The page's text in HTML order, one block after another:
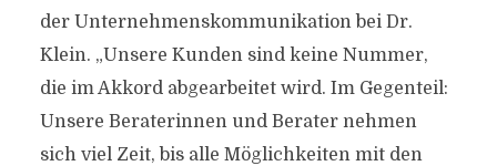
der Unternehmenskommunikation bei Dr.
Klein. „Unsere Kunden sind keine Nummer,
die im Akkord abgearbeitet wird. Im Gegenteil:
Unsere Beraterinnen und Berater nehmen
sich viel Zeit, bis alle Möglichkeiten mit den